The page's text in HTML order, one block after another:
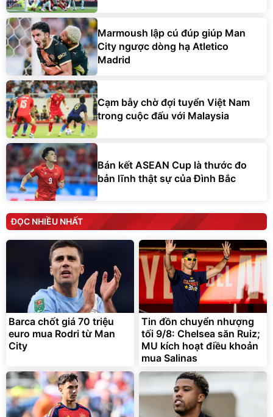
Marmoush lập cú đúp giúp Man
City ngược dòng hạ Atletico
Madrid
Cạm bẫy chờ đợi tuyển Việt Nam
trong cuộc đấu với Malaysia
Bán kết ASEAN Cup là thước đo
bản lĩnh thật sự của Đình Bắc
ĐỌC NHIỀU NHẤT
Barca chốt giá 70 triệu
euro mua Rodri từ Man
City
Tin đồn chuyển nhượng
tối 9/8: Chelsea săn Ruiz;
MU kích hoạt điều khoản
mua Salinas